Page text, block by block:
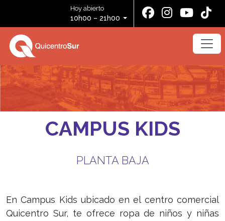
Hoy abierto
10h00 – 21h00
CAMPUS KIDS
PLANTA BAJA
En Campus Kids ubicado en el centro comercial
Quicentro Sur, te ofrece ropa de niños y niñas